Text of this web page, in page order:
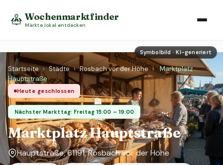
Wochenmarktfinder
Märkte lokal entdecken
Symbolbild · KI-generiert
Startseite › Städte › Rosbach vor der Höhe ›
Marktplatz
Hauptstraße
Heute geschlossen
Nächster Markttag: Freitag 15:00 – 19:00
Marktplatz Hauptstraße
Hauptstraße, 61191, Rosbach vor der Höhe